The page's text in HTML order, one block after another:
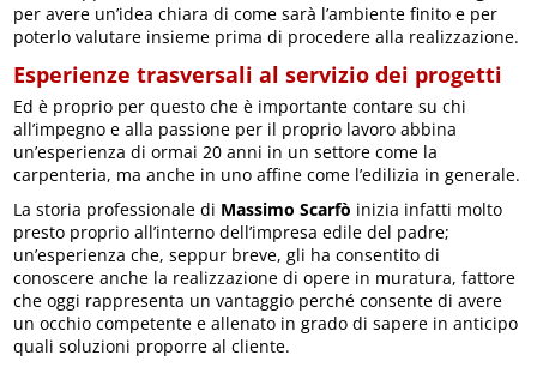
per avere un’idea chiara di come sarà l’ambiente finito e per
poterlo valutare insieme prima di procedere alla realizzazione.
Esperienze trasversali al servizio dei progetti
Ed è proprio per questo che è importante contare su chi
all’impegno e alla passione per il proprio lavoro abbina
un’esperienza di ormai 20 anni in un settore come la
carpenteria, ma anche in uno affine come l’edilizia in generale.
La storia professionale di Massimo Scarfò inizia infatti molto
presto proprio all’interno dell’impresa edile del padre;
un’esperienza che, seppur breve, gli ha consentito di
conoscere anche la realizzazione di opere in muratura, fattore
che oggi rappresenta un vantaggio perché consente di avere
un occhio competente e allenato in grado di sapere in anticipo
quali soluzioni proporre al cliente.